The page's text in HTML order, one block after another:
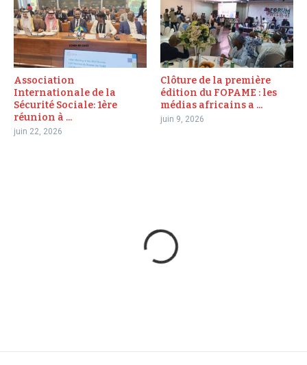
Association
Internationale de la
Sécurité Sociale: 1ère
réunion à ...
juin 22, 2026
Clôture de la première
édition du FOPAME : les
médias africains a ...
juin 9, 2026